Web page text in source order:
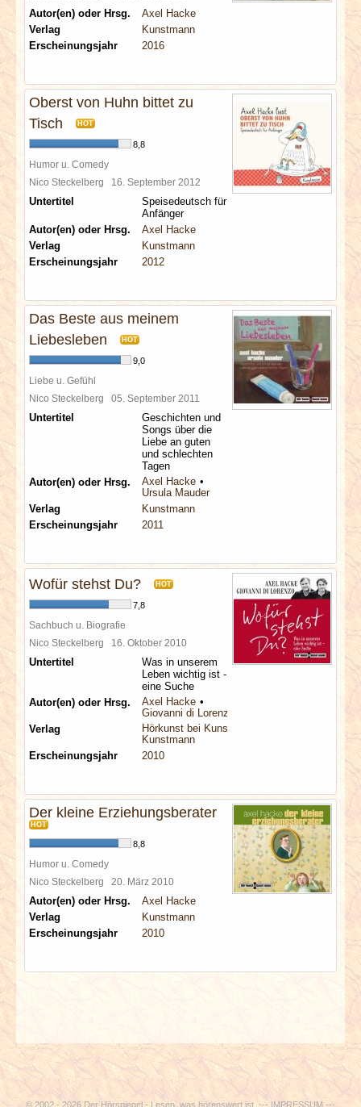
Autor(en) oder Hrsg.
Axel Hacke
Verlag
Kunstmann
Erscheinungsjahr
2016
Oberst von Huhn bittet zu
Tisch
HOT
8,8
Humor u. Comedy
Nico Steckelberg 16. September 2012
Untertitel
Speisedeutsch für
Anfänger
Autor(en) oder Hrsg.
Axel Hacke
Verlag
Kunstmann
Erscheinungsjahr
2012
Das Beste aus meinem
Liebesleben
HOT
9,0
Liebe u. Gefühl
Nico Steckelberg 05. September 2011
Untertitel
Geschichten und
Songs über die
Liebe an guten
und schlechten
Tagen
Autor(en) oder Hrsg.
Axel Hacke
Ursula Mauder
Verlag
Kunstmann
Erscheinungsjahr
2011
Wofür stehst Du? HOT
7,8
Sachbuch u. Biografie
Nico Steckelberg 16. Oktober 2010
Untertitel
Was in unserem
Leben wichtig ist -
eine Suche
Autor(en) oder Hrsg.
Axel Hacke
Giovanni di Lorenzo
Verlag
Hörkunst bei Kunstmann
Kunstmann
Erscheinungsjahr
2010
Der kleine Erziehungsberater
HOT
8,8
Humor u. Comedy
Nico Steckelberg 20. März 2010
Autor(en) oder Hrsg.
Axel Hacke
Verlag
Kunstmann
Erscheinungsjahr
2010
© 2002 - 2026 Der Hörspiegel - Lesen, was hörenswert ist. ---IMPRESSUM ---